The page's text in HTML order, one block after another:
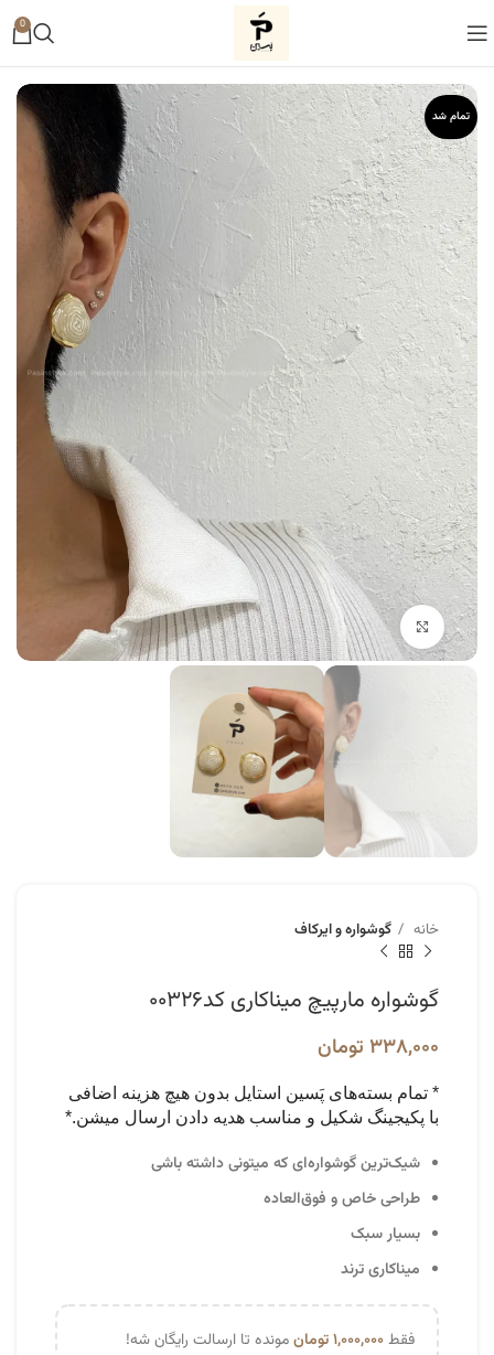
0
تمام شد
برای بزرگنمایی کلیک کنید
خانه گوشواره و ایرکاف
گوشواره مارپیچ میناکاری کد۰۰۳۲۶
۳۳۸,۰۰۰ تومان
* تمام بسته‌های پَسین استایل بدون هیچ هزینه اضافی
با پکیجینگ شکیل و مناسب هدیه دادن ارسال میشن.*
شیک‌ترین گوشواره‌ای که میتونی داشته باشی
طراحی خاص و فوق‌‌العاده‌
بسیار سبک
میناکاری ترند
فقط۱,۰۰۰,۰۰۰تومانمونده تا ارسالت رایگان شه!